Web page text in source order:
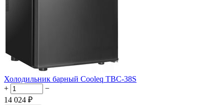
Холодильник барный Cooleq TBC-38S
+
−
14 024 ₽